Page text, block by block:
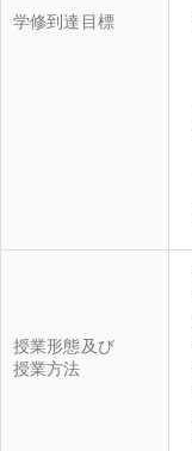
学修到達目標
授業形態及び
授業方法